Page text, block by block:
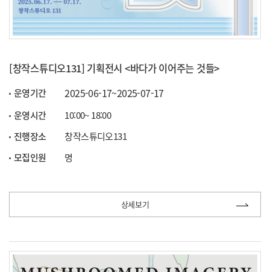
[창작스튜디오131] 기획전시 <바다가 이어주는 것들>
운영기간 2025-06-17~2025-07-17
운영시간
10:00~ 18:00
진행장소
창작스튜디오131
모집인원
명
상세보기